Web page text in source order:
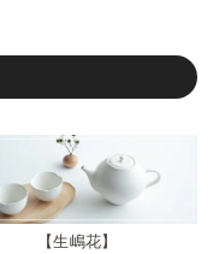
生嶋花